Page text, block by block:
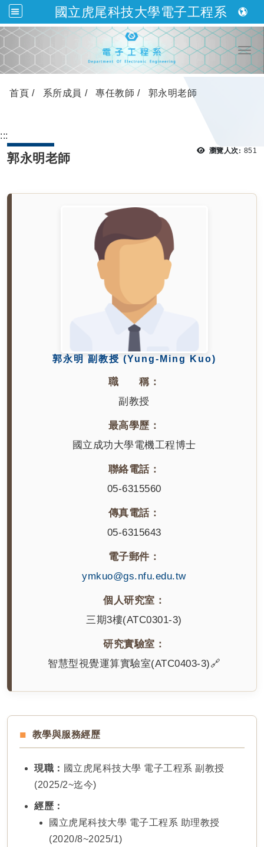
國立虎尾科技大學電子工程系
跳到主要內容
首頁 系所成員 專任教師 郭永明老師
:::
瀏覽人次: 瀏覽
851
郭永明老師
郭永明 副教授 (Yung-Ming Kuo)
職 稱：
副教授
最高學歷：
國立成功大學電機工程博士
聯絡電話：
05-6315560
傳真電話：
05-6315643
電子郵件：
ymkuo@gs.nfu.edu.tw
個人研究室：
三期3樓(ATC0301-3)
研究實驗室：
智慧型視覺運算實驗室(ATC0403-3)🔗
教學與服務經歷
現職： 國立虎尾科技大學 電子工程系 副教授
(2025/2~迄今)
經歷：
國立虎尾科技大學 電子工程系 助理教授
(2020/8~2025/1)